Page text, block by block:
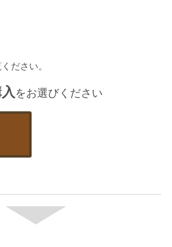
ださい。
をお選びください